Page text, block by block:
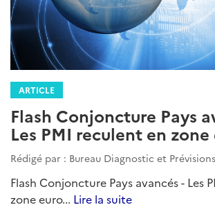
ARTICLE
Flash Conjoncture Pays
Les PMI reculent en zone
Rédigé par : Bureau Diagnostic et Prévisions
Flash Conjoncture Pays avancés - Les
zone euro... Lire la suite